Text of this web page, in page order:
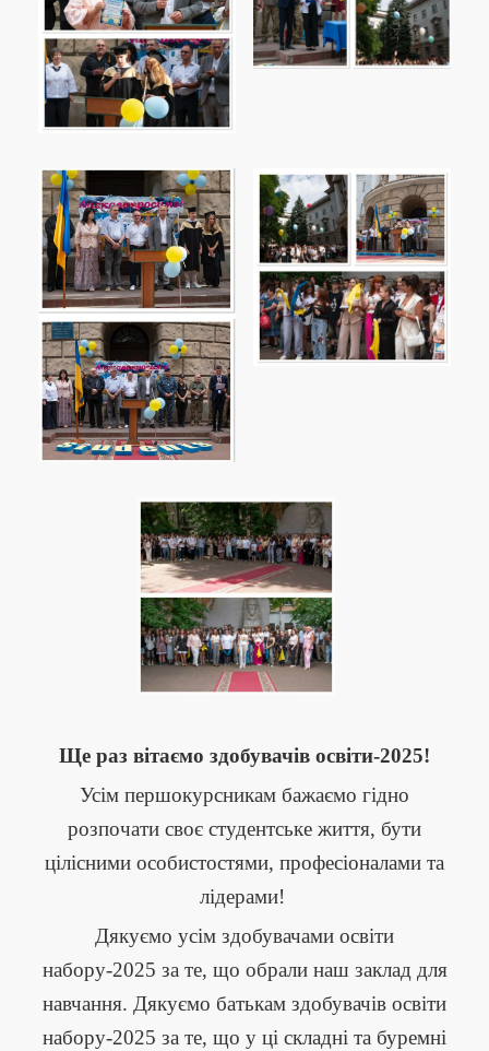
Ще раз вітаємо здобувачів освіти-2025!
Усім першокурсникам бажаємо гідно
розпочати своє студентське життя, бути
цілісними особистостями, професіоналами та
лідерами!
Дякуємо усім здобувачами освіти
набору-2025 за те, що обрали наш заклад для
навчання. Дякуємо батькам здобувачів освіти
набору-2025 за те, що у ці складні та буремні